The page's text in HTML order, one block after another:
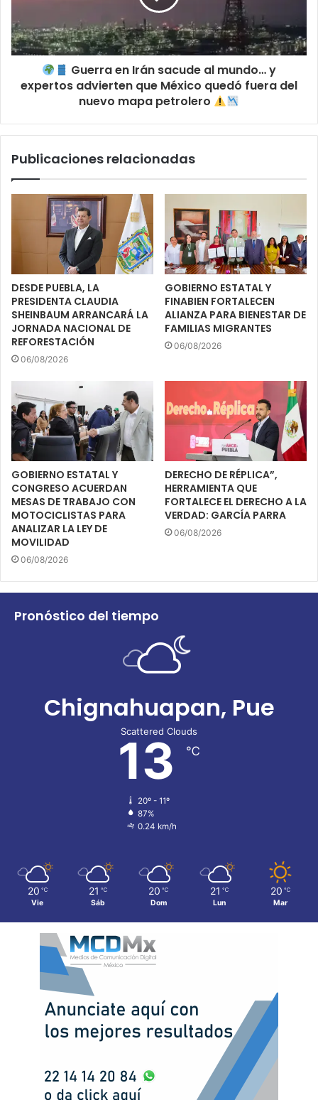
Guerra en Irán sacude al mundo… y
expertos advierten que México quedó fuera del
nuevo mapa petrolero
Publicaciones relacionadas
DESDE PUEBLA, LA
PRESIDENTA CLAUDIA
SHEINBAUM ARRANCARÁ LA
JORNADA NACIONAL DE
REFORESTACIÓN
06/08/2026
GOBIERNO ESTATAL Y
FINABIEN FORTALECEN
ALIANZA PARA BIENESTAR DE
FAMILIAS MIGRANTES
06/08/2026
GOBIERNO ESTATAL Y
CONGRESO ACUERDAN
MESAS DE TRABAJO CON
MOTOCICLISTAS PARA
ANALIZAR LA LEY DE
MOVILIDAD
06/08/2026
DERECHO DE RÉPLICA”,
HERRAMIENTA QUE
FORTALECE EL DERECHO A LA
VERDAD: GARCÍA PARRA
06/08/2026
Pronóstico del tiempo
Chignahuapan, Pue
Scattered Clouds
13 ℃
20º - 11º
87%
0.24 km/h
20 ℃
Vie
21 ℃
Sáb
20 ℃
Dom
21 ℃
Lun
20 ℃
Mar